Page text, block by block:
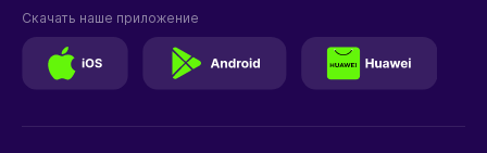
Скачать наше приложение